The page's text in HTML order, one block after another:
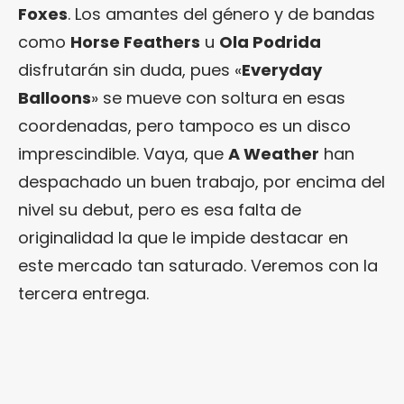
Foxes. Los amantes del género y de bandas
como Horse Feathers u Ola Podrida
disfrutarán sin duda, pues «Everyday
Balloons» se mueve con soltura en esas
coordenadas, pero tampoco es un disco
imprescindible. Vaya, que A Weather han
despachado un buen trabajo, por encima del
nivel su debut, pero es esa falta de
originalidad la que le impide destacar en
este mercado tan saturado. Veremos con la
tercera entrega.